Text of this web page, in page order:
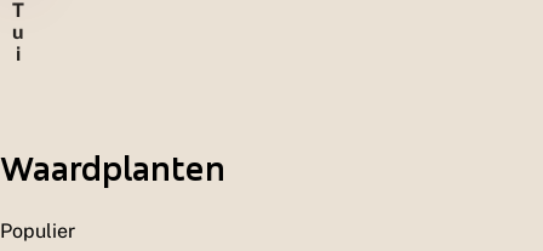
T
u
i
Waardplanten
Populier